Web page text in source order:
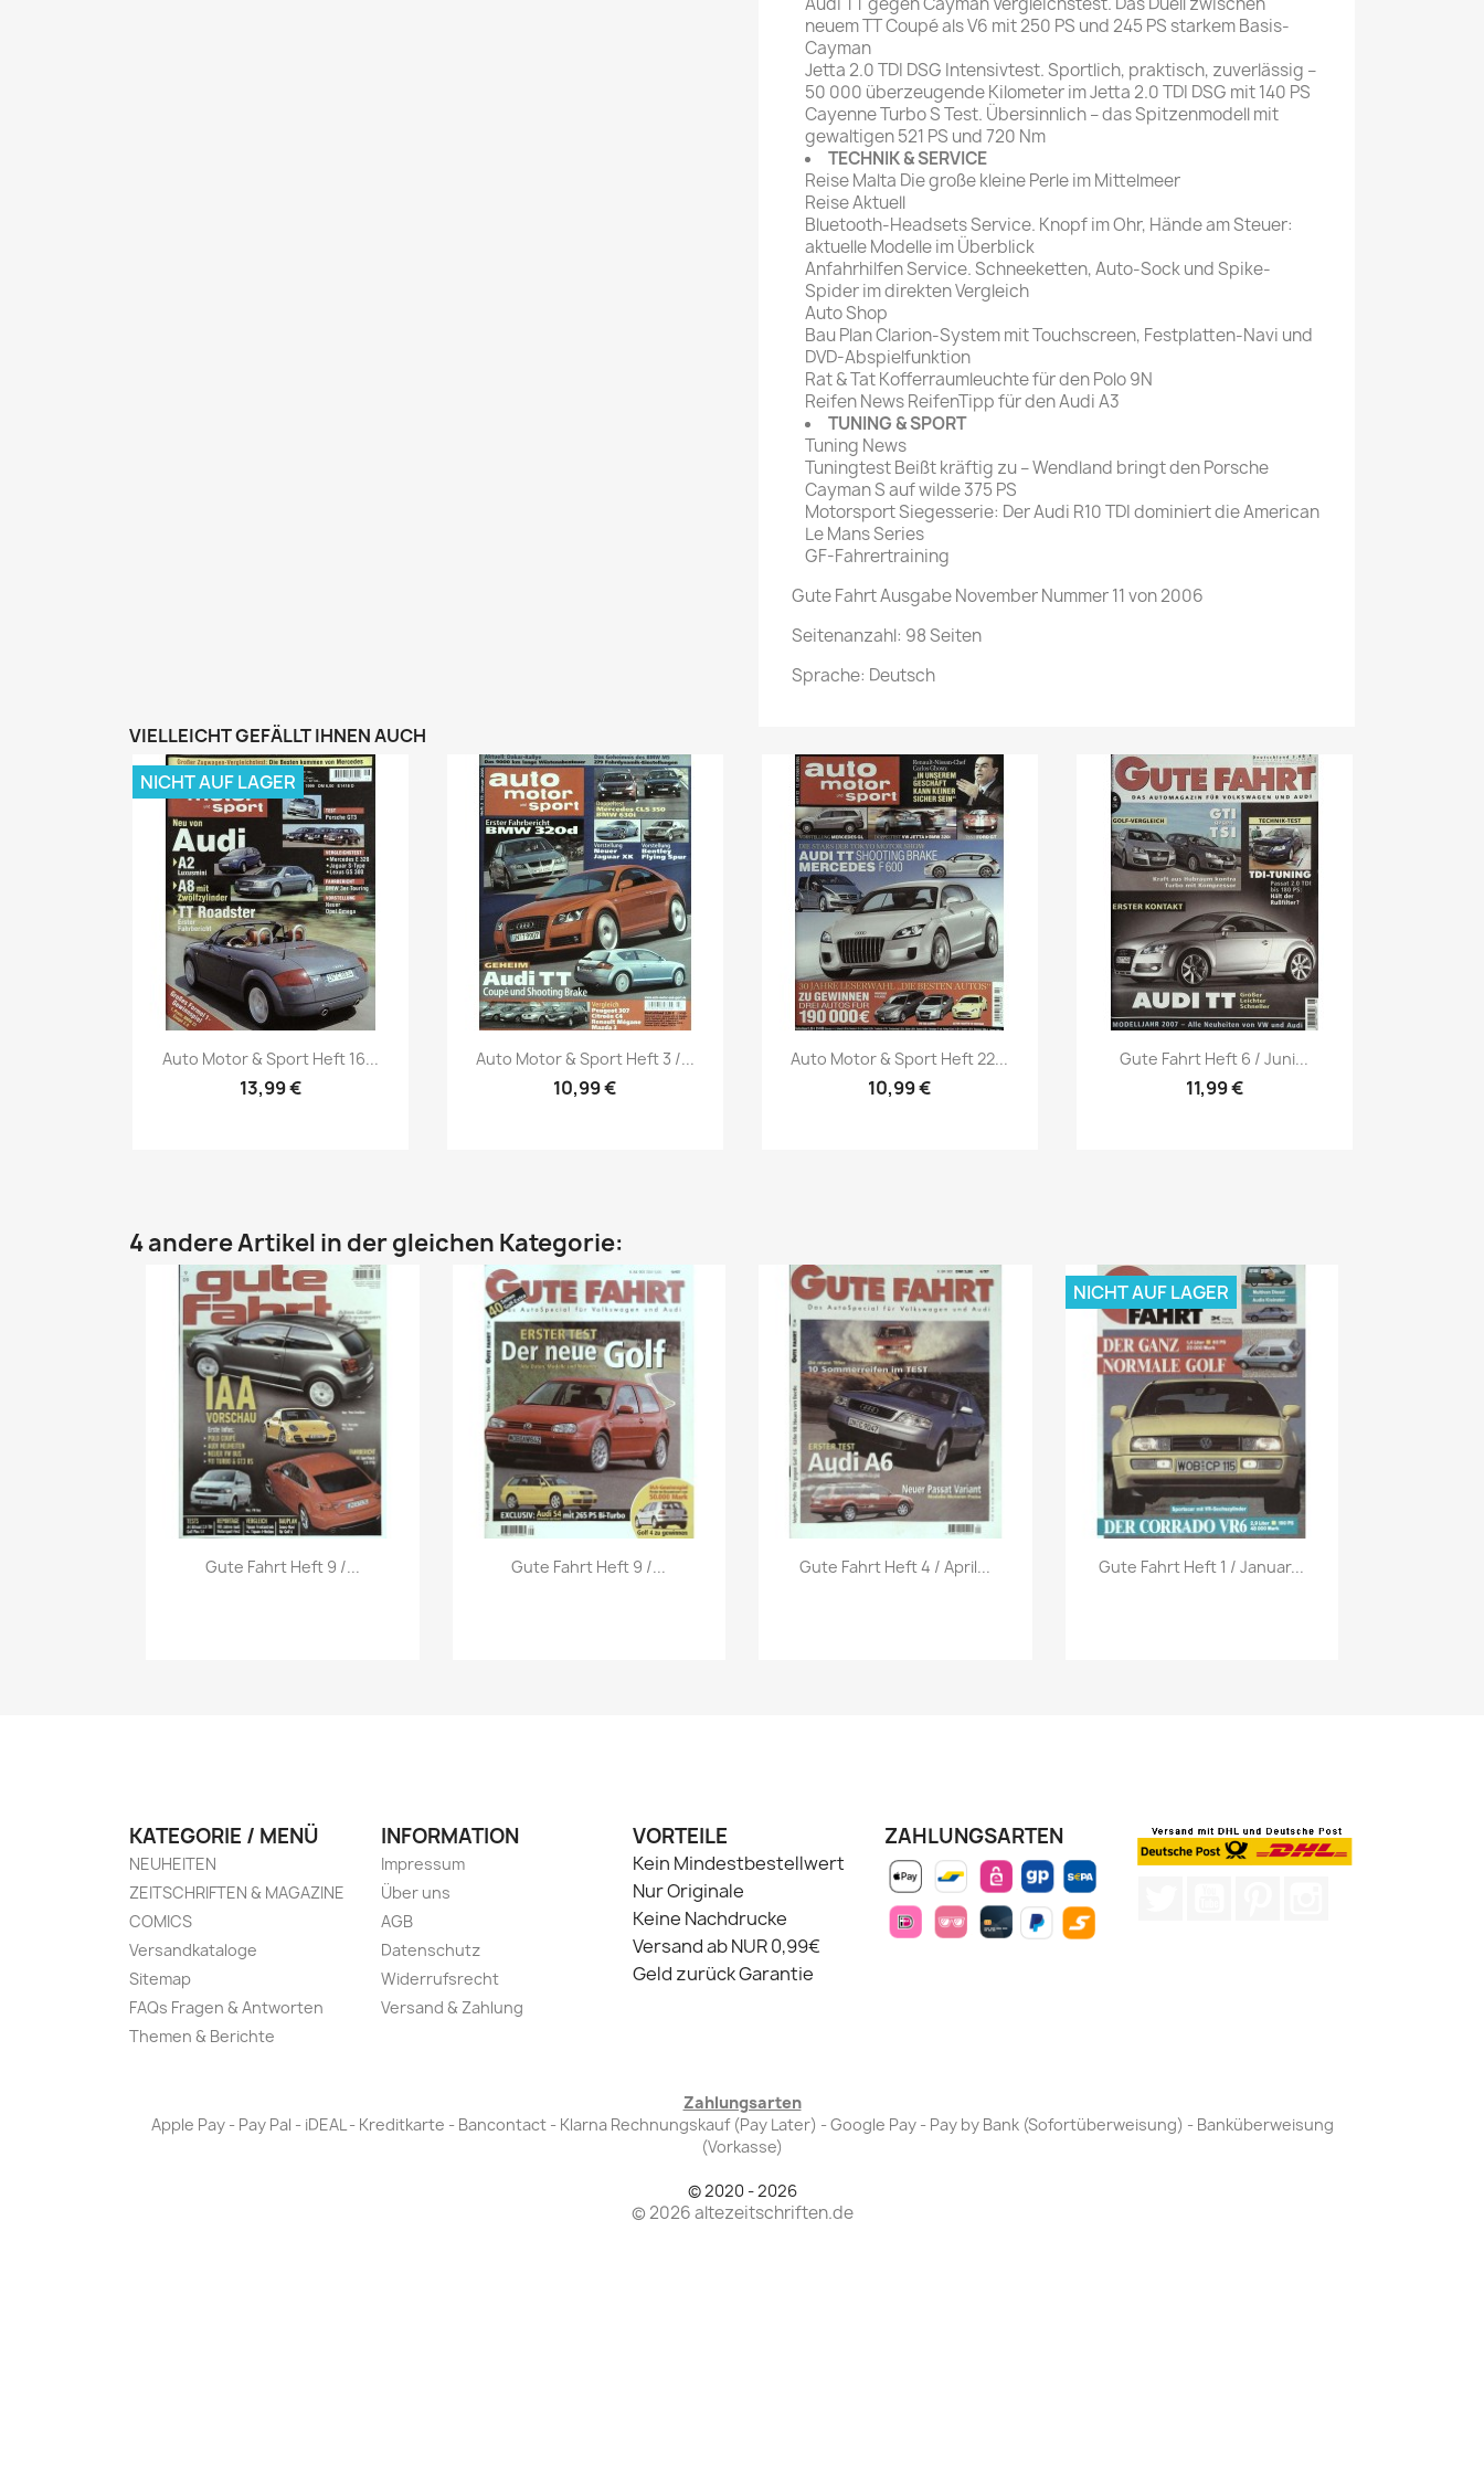
neuem TT Coupé als V6 mit 250 PS und 245 PS starkem Basis-
Cayman
Jetta 2.0 TDI DSG Intensivtest. Sportlich, praktisch, zuverlässig –
50 000 überzeugende Kilometer im Jetta 2.0 TDI DSG mit 140 PS
Cayenne Turbo S Test. Übersinnlich – das Spitzenmodell mit
gewaltigen 521 PS und 720 Nm
TECHNIK & SERVICE
Reise Malta Die große kleine Perle im Mittelmeer
Reise Aktuell
Bluetooth-Headsets Service. Knopf im Ohr, Hände am Steuer:
aktuelle Modelle im Überblick
Anfahrhilfen Service. Schneeketten, Auto-Sock und Spike-
Spider im direkten Vergleich
Auto Shop
Bau Plan Clarion-System mit Touchscreen, Festplatten-Navi und
DVD-Abspielfunktion
Rat & Tat Kofferraumleuchte für den Polo 9N
Reifen News ReifenTipp für den Audi A3
TUNING & SPORT
Tuning News
Tuningtest Beißt kräftig zu – Wendland bringt den Porsche
Cayman S auf wilde 375 PS
Motorsport Siegesserie: Der Audi R10 TDI dominiert die American
Le Mans Series
GF-Fahrertraining
Gute Fahrt Ausgabe November Nummer 11 von 2006
Seitenanzahl: 98 Seiten
Sprache: Deutsch
VIELLEICHT GEFÄLLT IHNEN AUCH
Vorschau
Auto Motor & Sport Heft 16...
13,99 €
NICHT AUF LAGER
Vorschau
Auto Motor & Sport Heft 3 /...
10,99 €
Vorschau
Auto Motor & Sport Heft 22...
10,99 €
Vorschau
Gute Fahrt Heft 6 / Juni...
11,99 €
4 andere Artikel in der gleichen Kategorie:
Vorschau
Gute Fahrt Heft 9 /... Vorschau
Gute Fahrt Heft 9 /... Vorschau
Gute Fahrt Heft 4 / April... Vorschau
Gute Fahrt Heft 1 / Januar...
NICHT AUF LAGER
KATEGORIE / MENÜ
NEUHEITEN
ZEITSCHRIFTEN & MAGAZINE
COMICS
Versandkataloge
Sitemap
FAQs Fragen & Antworten
Themen & Berichte
INFORMATION
Impressum
Über uns
AGB
Datenschutz
Widerrufsrecht
Versand & Zahlung
VORTEILE
Kein Mindestbestellwert
Nur Originale
Keine Nachdrucke
Versand ab NUR 0,99€
Geld zurück Garantie
ZAHLUNGSARTEN
Zahlungsarten
Apple Pay - Pay Pal - iDEAL - Kreditkarte - Bancontact - Klarna Rechnungskauf (Pay Later) - Google Pay - Pay by Bank (Sofortüberweisung) - Banküberweisung
(Vorkasse)
© 2020 - 2026
© 2026 altezeitschriften.de